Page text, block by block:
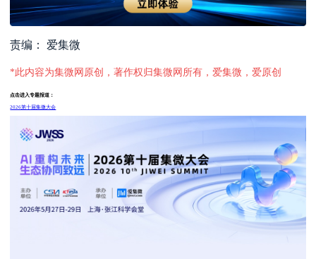
责编： 爱集微
*此内容为集微网原创，著作权归集微网所有，爱集微，爱原创
点击进入专题报道：
2026第十届集微大会